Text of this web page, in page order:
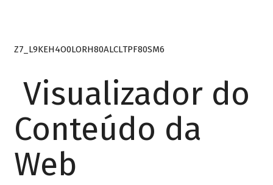
Z7_L9KEH4O0LORH80ALCLTPF80SM6
Visualizador do
Conteúdo da
Web